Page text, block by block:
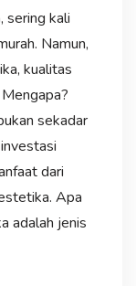
sering kali
Namun,
kualitas
sekadar
dari
Apa
adalah jenis